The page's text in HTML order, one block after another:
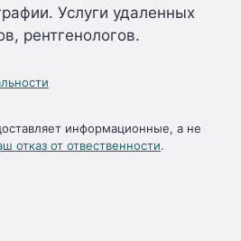
Услуги удаленных
рентгенологов.
информационные, а не
отказ от отвественности.